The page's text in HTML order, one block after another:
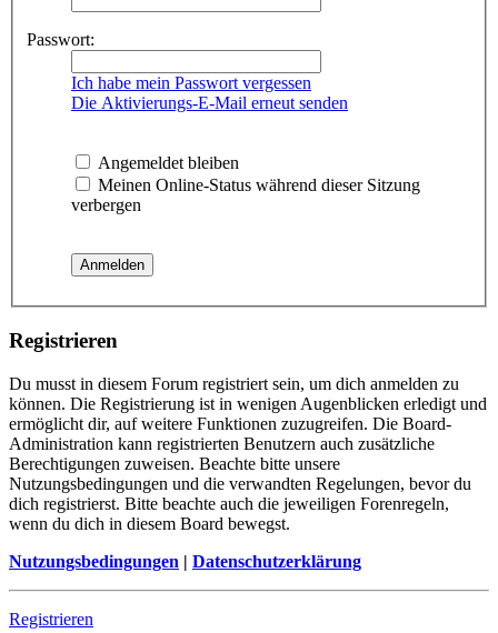
Passwort:
Ich habe mein Passwort vergessen
Die Aktivierungs-E-Mail erneut senden
Angemeldet bleiben
Meinen Online-Status während dieser Sitzung
verbergen
Registrieren
Du musst in diesem Forum registriert sein, um dich anmelden zu
können. Die Registrierung ist in wenigen Augenblicken erledigt und
ermöglicht dir, auf weitere Funktionen zuzugreifen. Die Board-
Administration kann registrierten Benutzern auch zusätzliche
Berechtigungen zuweisen. Beachte bitte unsere
Nutzungsbedingungen und die verwandten Regelungen, bevor du
dich registrierst. Bitte beachte auch die jeweiligen Forenregeln,
wenn du dich in diesem Board bewegst.
Nutzungsbedingungen | Datenschutzerklärung
Registrieren